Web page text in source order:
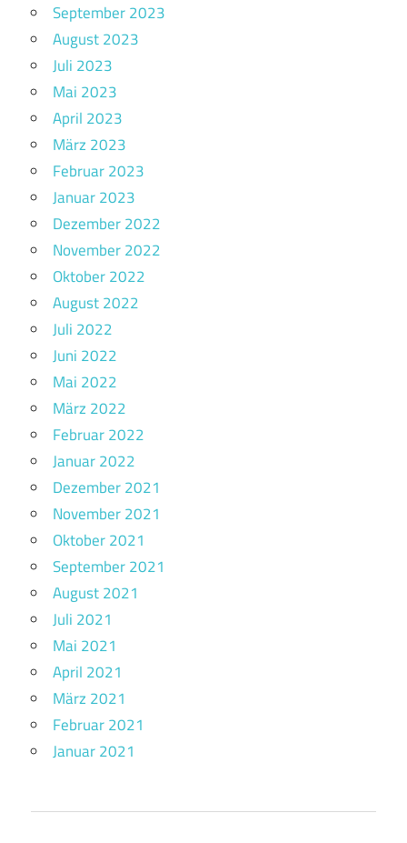
September 2023
August 2023
Juli 2023
Mai 2023
April 2023
März 2023
Februar 2023
Januar 2023
Dezember 2022
November 2022
Oktober 2022
August 2022
Juli 2022
Juni 2022
Mai 2022
März 2022
Februar 2022
Januar 2022
Dezember 2021
November 2021
Oktober 2021
September 2021
August 2021
Juli 2021
Mai 2021
April 2021
März 2021
Februar 2021
Januar 2021